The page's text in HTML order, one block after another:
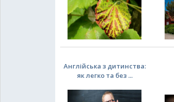
Англійська з дитинства:
як легко та без ...